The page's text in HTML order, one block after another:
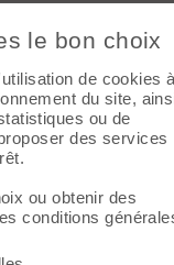
Aller à
novice dans ce
le bon choix
de cookies à
du site,
ou de
des services
ou obtenir des
conditions